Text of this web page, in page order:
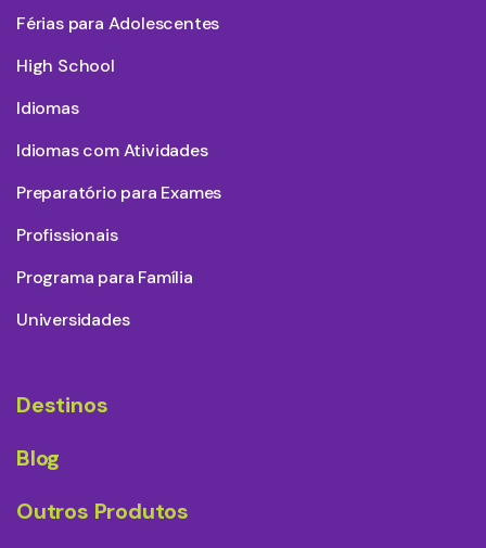
Férias para Adolescentes
High School
Idiomas
Idiomas com Atividades
Preparatório para Exames
Profissionais
Programa para Família
Universidades
Destinos
Blog
Outros Produtos